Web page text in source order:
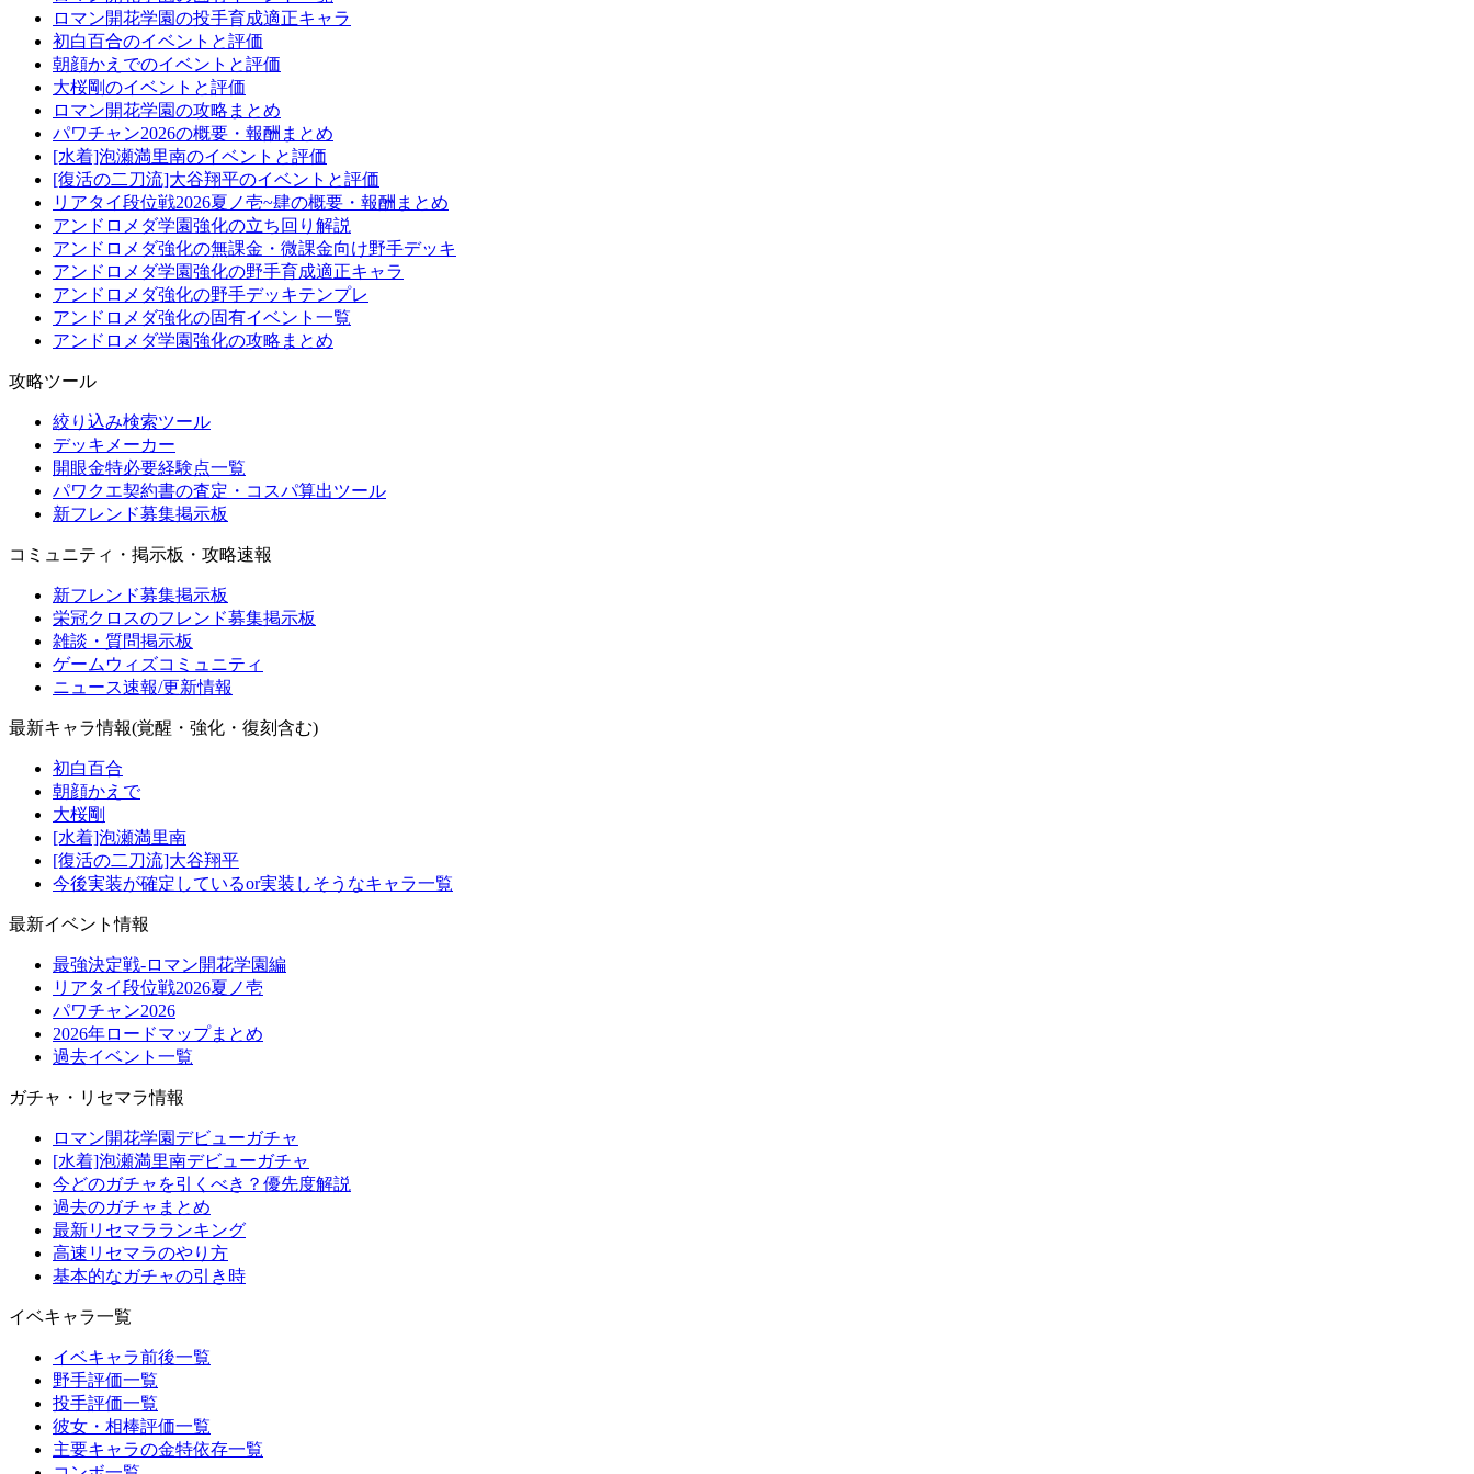
ロマン開花学園の投手育成適正キャラ
初白百合のイベントと評価
朝顔かえでのイベントと評価
大桜剛のイベントと評価
ロマン開花学園の攻略まとめ
パワチャン2026の概要・報酬まとめ
[水着]泡瀬満里南のイベントと評価
[復活の二刀流]大谷翔平のイベントと評価
リアタイ段位戦2026夏ノ壱~肆の概要・報酬まとめ
アンドロメダ学園強化の立ち回り解説
アンドロメダ強化の無課金・微課金向け野手デッキ
アンドロメダ学園強化の野手育成適正キャラ
アンドロメダ強化の野手デッキテンプレ
アンドロメダ強化の固有イベント一覧
アンドロメダ学園強化の攻略まとめ
攻略ツール
絞り込み検索ツール
デッキメーカー
開眼金特必要経験点一覧
パワクエ契約書の査定・コスパ算出ツール
新フレンド募集掲示板
コミュニティ・掲示板・攻略速報
新フレンド募集掲示板
栄冠クロスのフレンド募集掲示板
雑談・質問掲示板
ゲームウィズコミュニティ
ニュース速報/更新情報
最新キャラ情報(覚醒・強化・復刻含む)
初白百合
朝顔かえで
大桜剛
[水着]泡瀬満里南
[復活の二刀流]大谷翔平
今後実装が確定しているor実装しそうなキャラ一覧
最新イベント情報
最強決定戦-ロマン開花学園編
リアタイ段位戦2026夏ノ壱
パワチャン2026
2026年ロードマップまとめ
過去イベント一覧
ガチャ・リセマラ情報
ロマン開花学園デビューガチャ
[水着]泡瀬満里南デビューガチャ
今どのガチャを引くべき？優先度解説
過去のガチャまとめ
最新リセマラランキング
高速リセマラのやり方
基本的なガチャの引き時
イベキャラ一覧
イベキャラ前後一覧
野手評価一覧
投手評価一覧
彼女・相棒評価一覧
主要キャラの金特依存一覧